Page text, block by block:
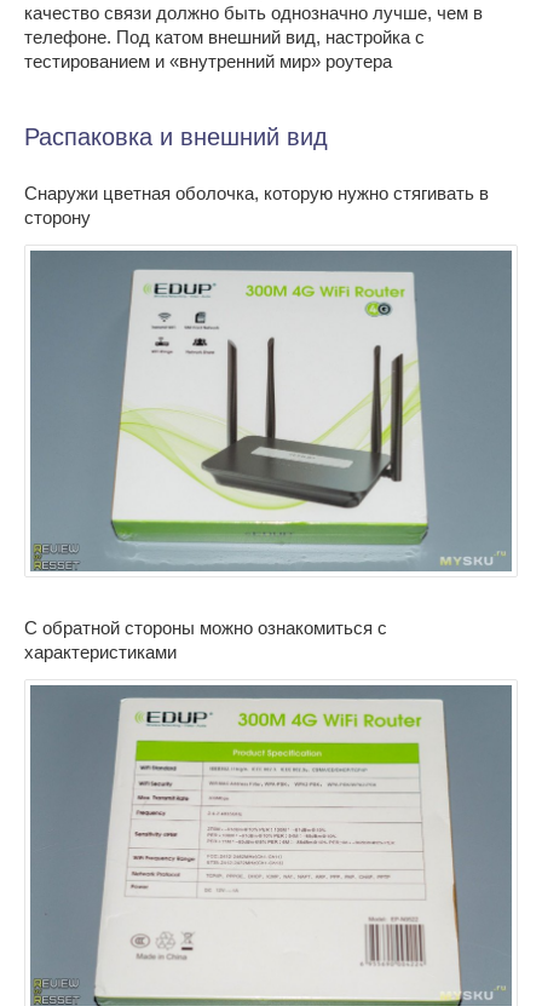
качество связи должно быть однозначно лучше, чем в
телефоне. Под катом внешний вид, настройка с
тестированием и «внутренний мир» роутера
Распаковка и внешний вид
Снаружи цветная оболочка, которую нужно стягивать в
сторону
С обратной стороны можно ознакомиться с
характеристиками